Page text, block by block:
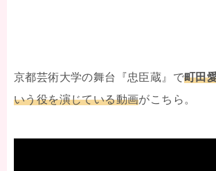
京都芸術大学の舞台『忠臣蔵』で町田
いう役を演じている動画がこちら。